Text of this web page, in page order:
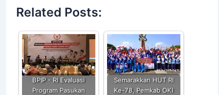
at
s
A
p
p
c
e
b
o
o
k
itt
er
ai
l
Li
n
k
Related Posts:
BPIP - RI Evaluasi
Program Pasukan
Semarakkan HUT RI
Ke-78, Pemkab OKI